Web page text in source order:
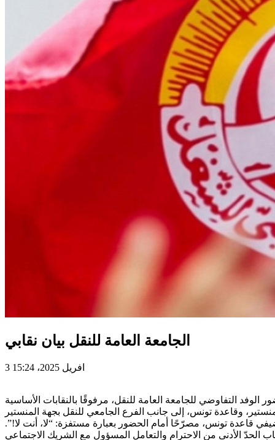
الجامعة العامة للنقل بيان نقابي
3 افريل 2025، 15:24
التفاوضي للجامعة العامة للنقل، مرفوقًا بالنقابات الأساسية
قاعدة تونس، مصرّحًا أمام الحضور بعبارة مستفزة: “لا، أنت لا!”.